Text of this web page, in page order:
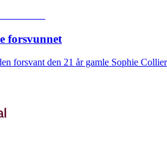
forsvunnet
forsvant den 21 år gamle Sophie